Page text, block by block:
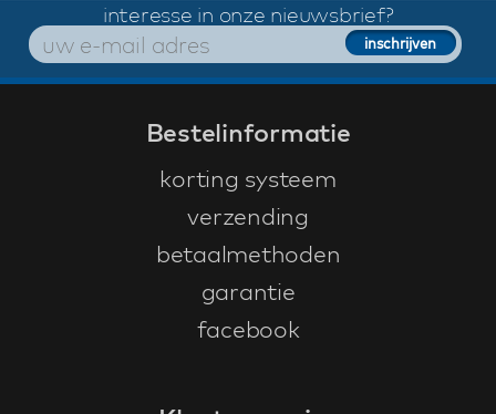
interesse in onze nieuwsbrief?
Bestelinformatie
korting systeem
verzending
betaalmethoden
garantie
facebook